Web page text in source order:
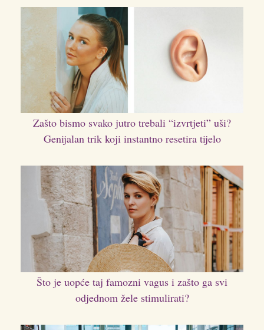
Zašto bismo svako jutro trebali “izvrtjeti” uši?
Genijalan trik koji instantno resetira tijelo
Što je uopće taj famozni vagus i zašto ga svi
odjednom žele stimulirati?